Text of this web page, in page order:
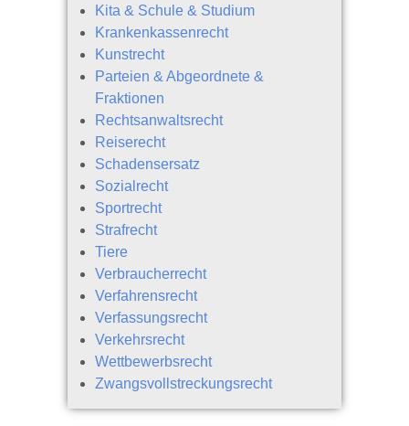
Kita & Schule & Studium
Krankenkassenrecht
Kunstrecht
Parteien & Abgeordnete &
Fraktionen
Rechtsanwaltsrecht
Reiserecht
Schadensersatz
Sozialrecht
Sportrecht
Strafrecht
Tiere
Verbraucherrecht
Verfahrensrecht
Verfassungsrecht
Verkehrsrecht
Wettbewerbsrecht
Zwangsvollstreckungsrecht